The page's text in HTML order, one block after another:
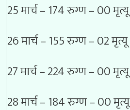
25 मार्च – 174 रुग्ण – 00 मृत्यू
26 मार्च – 155 रुग्ण – 02 मृत्यू
27 मार्च – 224 रुग्ण – 00 मृत्यू
28 मार्च – 184 रुग्ण – 00 मृत्यू